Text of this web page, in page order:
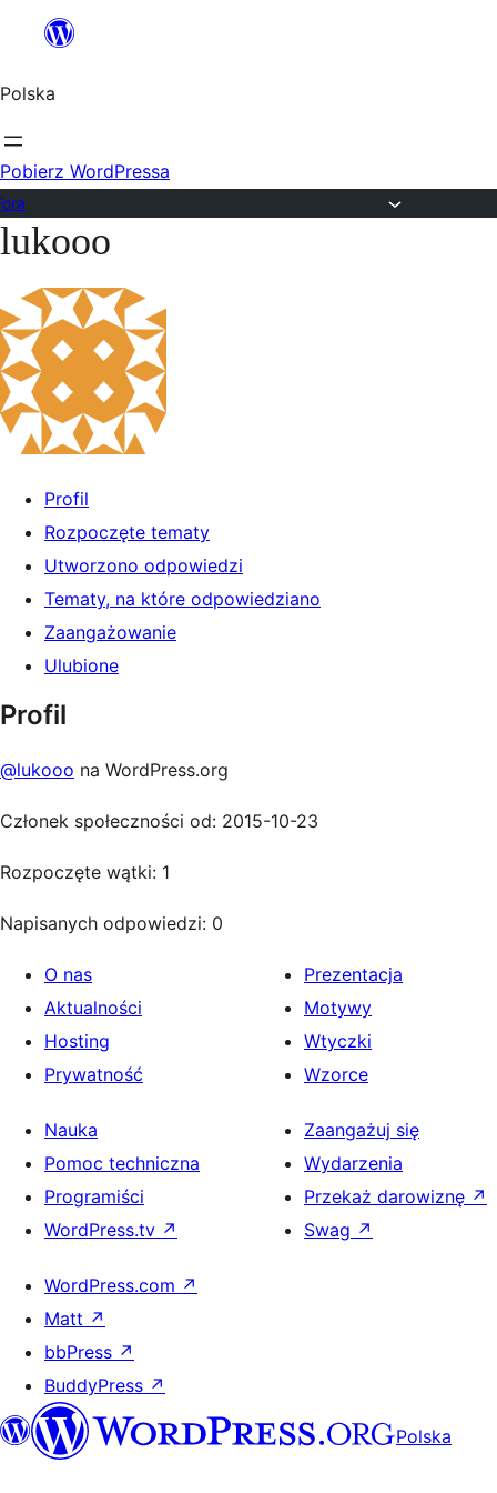
Przejdź
treści
Polska
Pobierz WordPressa
Przejdź
treści
lukooo
Profil
Rozpoczęte tematy
Utworzono odpowiedzi
Tematy, na które odpowiedziano
Zaangażowanie
Ulubione
Profil
@lukooo na WordPress.org
Członek społeczności od: 2015-10-23
Rozpoczęte wątki: 1
Napisanych odpowiedzi: 0
O nas
Aktualności
Hosting
Prywatność
Prezentacja
Motywy
Wtyczki
Wzorce
Nauka
Pomoc techniczna
Programiści
WordPress.tv ↗
Zaangażuj się
Wydarzenia
Przekaż darowiznę ↗
Swag ↗
WordPress.com ↗
Matt ↗
bbPress ↗
BuddyPress ↗
Polska